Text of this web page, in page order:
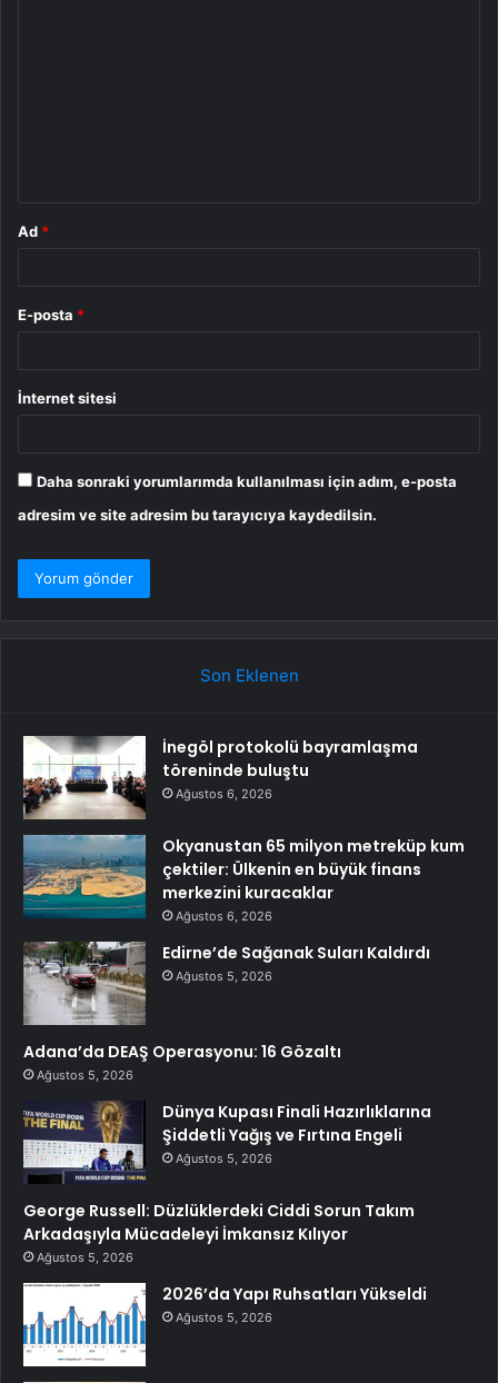
Ad *
E-posta *
İnternet sitesi
Daha sonraki yorumlarımda kullanılması için adım, e-posta
adresim ve site adresim bu tarayıcıya kaydedilsin.
Son Eklenen
İnegöl protokolü bayramlaşma
töreninde buluştu
Ağustos 6, 2026
Okyanustan 65 milyon metreküp kum
çektiler: Ülkenin en büyük finans
merkezini kuracaklar
Ağustos 6, 2026
Edirne’de Sağanak Suları Kaldırdı
Ağustos 5, 2026
Adana’da DEAŞ Operasyonu: 16 Gözaltı
Ağustos 5, 2026
Dünya Kupası Finali Hazırlıklarına
Şiddetli Yağış ve Fırtına Engeli
Ağustos 5, 2026
George Russell: Düzlüklerdeki Ciddi Sorun Takım
Arkadaşıyla Mücadeleyi İmkansız Kılıyor
Ağustos 5, 2026
2026’da Yapı Ruhsatları Yükseldi
Ağustos 5, 2026